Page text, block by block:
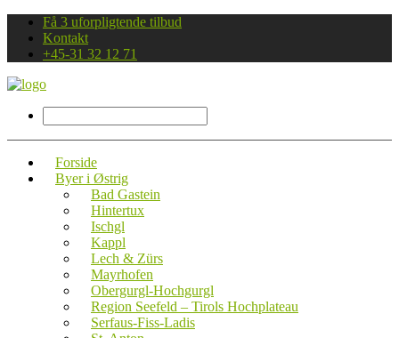
Få 3 uforpligtende tilbud
Kontakt
+45-31 32 12 71
Forside
Byer i Østrig
Bad Gastein
Hintertux
Ischgl
Kappl
Lech & Zürs
Mayrhofen
Obergurgl-Hochgurgl
Region Seefeld – Tirols Hochplateau
Serfaus-Fiss-Ladis